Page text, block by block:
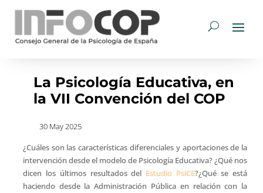
La Psicología Educativa, en
la VII Convención del COP
30 May 2025
¿Cuáles son las características diferenciales y aportaciones de la
intervención desde el modelo de Psicología Educativa? ¿Qué nos
dicen los últimos resultados del Estudio PsiCE?¿Qué se está
haciendo desde la Administración Pública en relación con la